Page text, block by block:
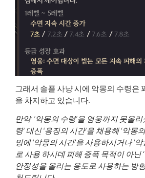
그래서 솔플 사냥 시에 악몽의 수령은
을 차지하고 있습니다.
만약 ‘악몽의 수령’을 영웅까지 못올
령’ 대신 ‘응징의 시간’을 채용해 ‘악몽
밍에 ‘악몽의 시간’을 사용하시거나 ‘
로 사용 하시데 피해 증폭 목적이 아닌
안정성을 올리는 용도로 사용하는 방